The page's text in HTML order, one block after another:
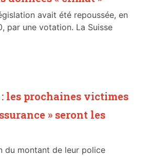
avait été repoussée, en
par une votation. La Suisse
les prochaines victimes
» seront les
du montant de leur police